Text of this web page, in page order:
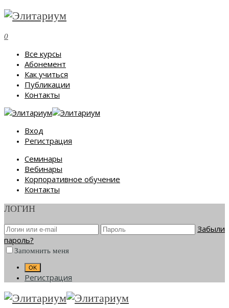
0
Все курсы
Абонемент
Как учиться
Публикации
Контакты
Вход
Регистрация
Семинары
Вебинары
Корпоративное обучение
Контакты
ЛОГИН
Забыли
пароль?
Запомнить меня
Регистрация